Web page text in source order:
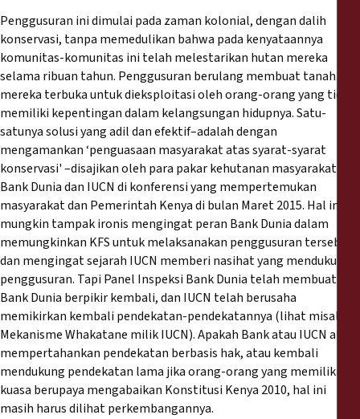
Penggusuran ini dimulai pada zaman kolonial, dengan dalih
konservasi, tanpa memedulikan bahwa pada kenyataannya
komunitas-komunitas ini telah melestarikan hutan mereka
selama ribuan tahun. Penggusuran berulang membuat tanah
mereka terbuka untuk dieksploitasi oleh orang-orang yang tidak
memiliki kepentingan dalam kelangsungan hidupnya. Satu-
satunya solusi yang adil dan efektif–adalah dengan
mengamankan ‘penguasaan masyarakat atas syarat-syarat
konservasi' –disajikan oleh para pakar kehutanan masyarakat
Bank Dunia dan IUCN di konferensi yang mempertemukan
masyarakat dan Pemerintah Kenya di bulan Maret 2015. Hal ini
mungkin tampak ironis mengingat peran Bank Dunia dalam
memungkinkan KFS untuk melaksanakan penggusuran tersebut,
dan mengingat sejarah IUCN memberi nasihat yang mendukung
penggusuran. Tapi Panel Inspeksi Bank Dunia telah membuat
Bank Dunia berpikir kembali, dan IUCN telah berusaha
memikirkan kembali pendekatan-pendekatannya (lihat misalnya
Mekanisme Whakatane milik IUCN). Apakah Bank atau IUCN akan
mempertahankan pendekatan berbasis hak, atau kembali
mendukung pendekatan lama jika orang-orang yang memiliki
kuasa berupaya mengabaikan Konstitusi Kenya 2010, hal ini
masih harus dilihat perkembangannya.